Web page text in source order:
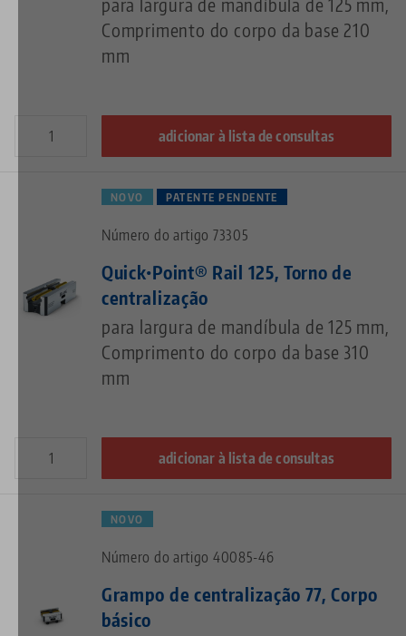
Comprimento do corpo da base 210
mm
adicionar à lista de consultas
NOVO PATENTE PENDENTE
Número do artigo 73305
Quick•Point® Rail 125, Torno de
centralização
para largura de mandíbula de 125 mm,
Comprimento do corpo da base 310
mm
adicionar à lista de consultas
NOVO
Número do artigo 40085-46
Grampo de centralização 77, Corpo
básico